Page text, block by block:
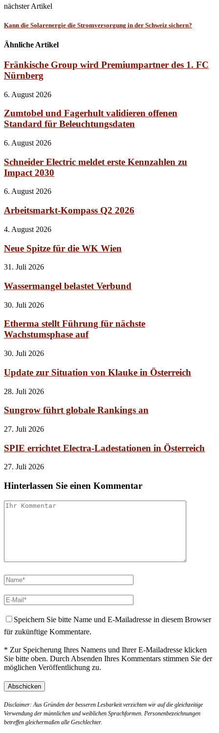
nächster Artikel
Kann die Solarenergie die Stromversorgung in der Schweiz sichern?
Ähnliche Artikel
Fränkische Group wird Premiumpartner des 1. FC
Nürnberg
6. August 2026
Zumtobel und Fagerhult validieren offenen
Standard für Beleuchtungsdaten
6. August 2026
Schneider Electric meldet erste Kennzahlen zu
Impact 2030
6. August 2026
Arbeitsmarkt-Kompass Q2 2026
4. August 2026
Neue Spitze für die WK Wien
31. Juli 2026
Wassermangel belastet Verbund
30. Juli 2026
Etherma stellt Führung für nächste
Wachstumsphase auf
30. Juli 2026
Update zur Situation von Klauke in Österreich
28. Juli 2026
Sungrow führt globale Rankings an
27. Juli 2026
SPIE errichtet Electra-Ladestationen in Österreich
27. Juli 2026
Hinterlassen Sie einen Kommentar
Speichern Sie bitte Name und E-Mailadresse in diesem Browser
für zukünftige Kommentare.
* Zur Speicherung Ihres Namens und Ihrer E-Mailadresse klicken
Sie bitte oben. Durch Absenden Ihres Kommentars stimmen Sie der
möglichen Veröffentlichung zu.
Disclaimer: Aus Gründen der besseren Lesbarkeit verzichten wir auf die gleichzeitige
Verwendung der männlichen und weiblichen Sprachformen. Personenbezeichnungen
betreffen gleichermaßen alle Geschlechter.